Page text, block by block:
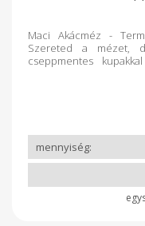
Maci Akácméz -
Szereted a mézet,
cseppmentes
– így a mézezés nem
érzékeny gyomornak,
természet tiszta